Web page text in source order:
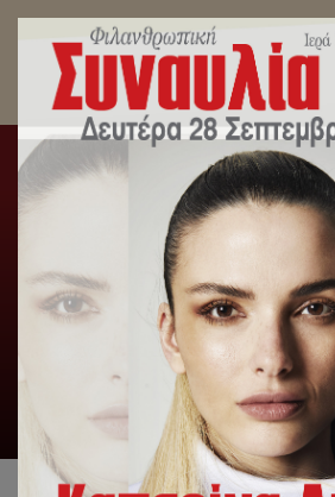
Τό Οὐκρανικό ζήτημα. Ἡ
θεώρησις. Ἡ Διαπίστωσις. Ἡ
Αρχική Ανακοινωθέντα